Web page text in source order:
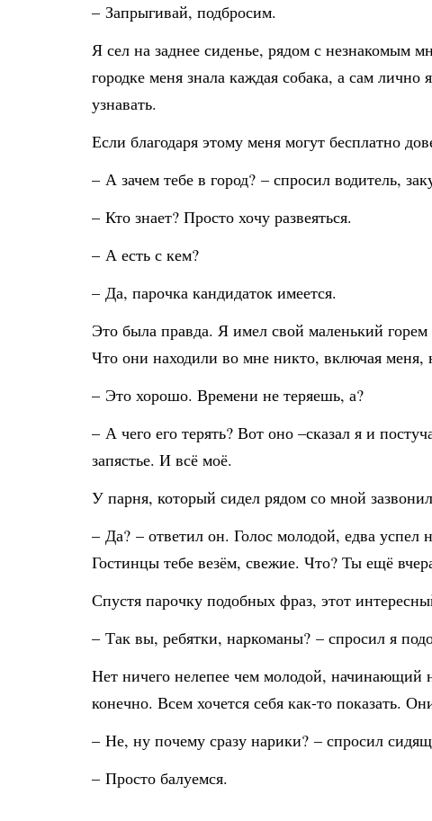
– Запрыгивай, подбросим.
Я сел на заднее сиденье, рядом с незнакомым
городке меня знала каждая собака, а сам
узнавать.
Если благодаря этому меня могут бесплатно
– А зачем тебе в город? – спросил водитель,
– Кто знает? Просто хочу развеяться.
– А есть с кем?
– Да, парочка кандидаток имеется.
Это была правда. Я имел свой маленький
Что они находили во мне никто, включая меня,
– Это хорошо. Времени не теряешь, а?
– А чего его терять? Вот оно –сказал я и
запястье. И всё моё.
У парня, который сидел рядом со мной
– Да? – ответил он. Голос молодой, едва
Гостинцы тебе везём, свежие. Что? Ты ещё
Спустя парочку подобных фраз, этот
– Так вы, ребятки, наркоманы? – спросил я
Нет ничего нелепее чем молодой, начинающий
конечно. Всем хочется себя как-то показать.
– Не, ну почему сразу нарики? – спросил
– Просто балуемся.